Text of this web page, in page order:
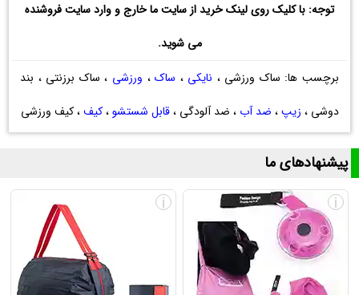
توجه: با کلیک روی لینک خرید از سایت ما خارج و وارد سایت فروشنده
می شوید.
برچسب ها: ساک ورزشی ، نایکی ، ساک، ورزشی ، ساک برزنتی ، بند
دوشی ، زیپ، ضد آب ، ضد آلودگی ،قابل شستشو،کیف، کیف ورزشی
پیشنهادهای ما
i
i